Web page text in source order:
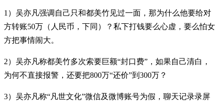
1）吴亦凡强调自己只和都美竹见过一面，那为什么他要给对
方转账50万（人民币，下同）？私下打钱要么心虚，要么怕女
方把事情闹大。
2）吴亦凡称都美竹多次索要巨额“封口费”，如果自己清白，
为何不直接报警，还要把800万“还价”到300万？
3）吴亦凡称“凡世文化”微信及微博账号为假，聊天记录录屏